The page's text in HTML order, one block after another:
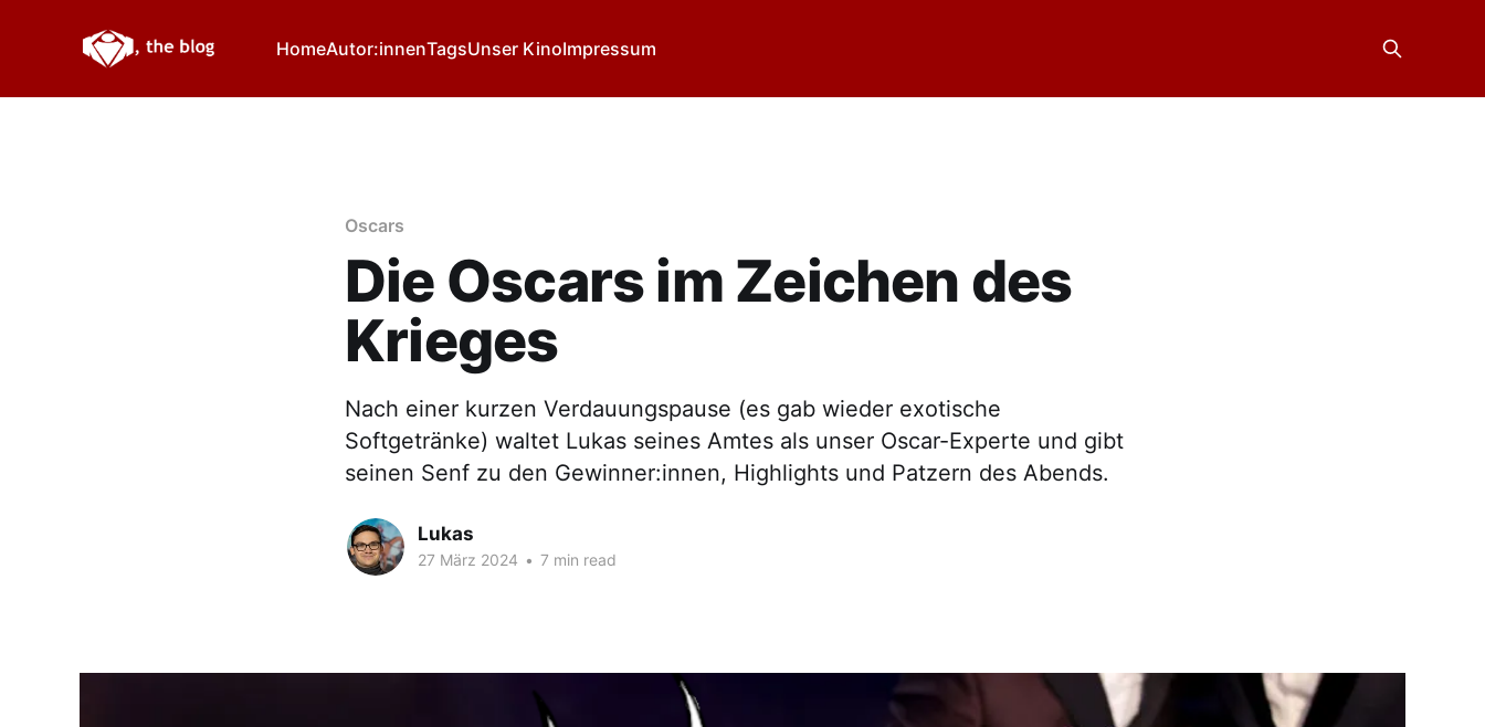
HomeAutor:innenTagsUnser KinoImpressum
Oscars
Die Oscars im Zeichen des
Krieges
Nach einer kurzen Verdauungspause (es gab wieder exotische
Softgetränke) waltet Lukas seines Amtes als unser Oscar-Experte und gibt
seinen Senf zu den Gewinner:innen, Highlights und Patzern des Abends.
Lukas
27 März 2024 • 7 min read